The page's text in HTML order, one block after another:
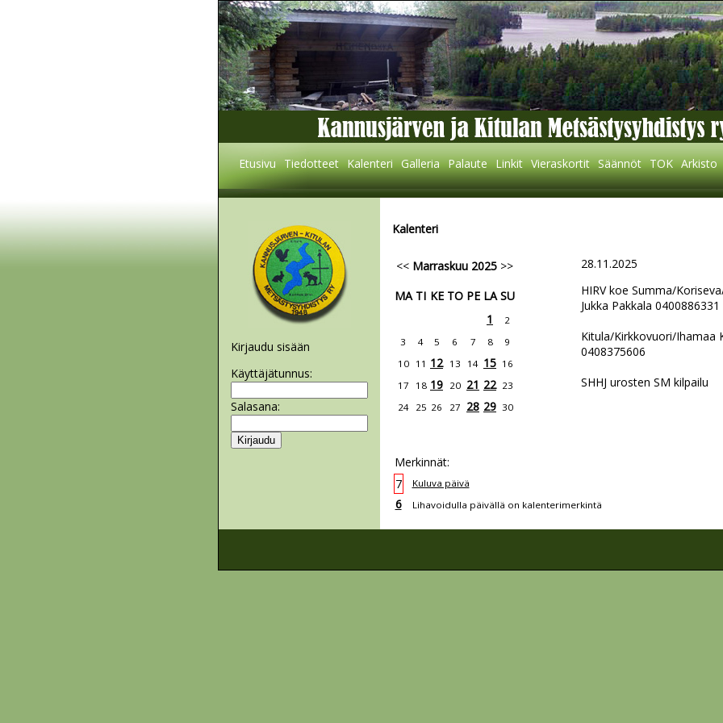
Etusivu Tiedotteet Kalenteri Galleria Palaute Linkit Vieraskortit Säännöt TOK Arkisto
Kalenteri
<< Marraskuu 2025 >>
MA TI KE TO PE LA SU
1
2
3
4 5 6 7 8
9
10
11 12 13 14 15 16
17
18 19 20 21 22 23
24
25 26 27 28 29 30
28.11.2025
HIRV koe Summa/
Jukka Pakkala 0400886331
Kitula/Kirkkovuori/Ihamaa
0408375606
SHHJ urosten SM kilpailu
Merkinnät:
7
Kuluva päivä
6 Lihavoidulla päivällä on kalenterimerkintä
Kirjaudu sisään
Käyttäjätunnus:
Salasana: